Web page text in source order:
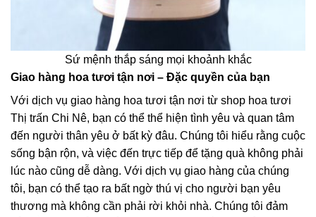
Sứ mệnh thắp sáng mọi khoảnh khắc
Giao hàng hoa tươi tận nơi – Đặc quyền của bạn
Với dịch vụ giao hàng hoa tươi tận nơi từ shop hoa tươi
Thị trấn Chi Nê, bạn có thể thể hiện tình yêu và quan tâm
đến người thân yêu ở bất kỳ đâu. Chúng tôi hiểu rằng cuộc
sống bận rộn, và việc đến trực tiếp để tặng quà không phải
lúc nào cũng dễ dàng. Với dịch vụ giao hàng của chúng
tôi, bạn có thể tạo ra bất ngờ thú vị cho người bạn yêu
thương mà không cần phải rời khỏi nhà. Chúng tôi đảm